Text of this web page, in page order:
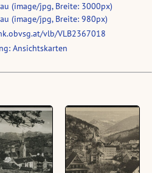
(image/jpg, Breite: 3000px)
(image/jpg, Breite: 980px)
vlb/VLB2367018
Ansichtskarten